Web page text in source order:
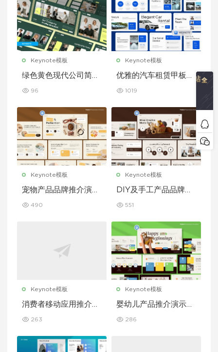
Keynote模板
绿色黄色现代公司简介
96
Keynote模板
优雅的汽车租赁甲板主
1019
Keynote模板
宠物产品品牌推介演示
e 模板
490
Keynote模板
DIY及手工产品品牌推
eynote 模板
551
Keynote模板
消费者移动应用推介演
ote 模板
263
Keynote模板
婴幼儿产品推介演示文
模板
286